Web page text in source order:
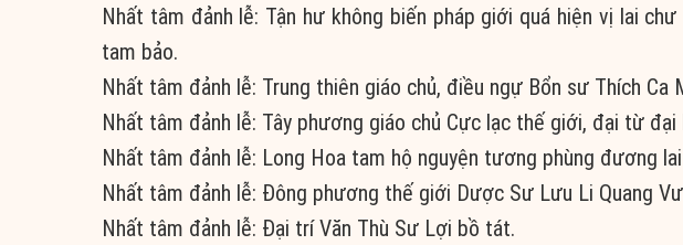
Nhất tâm đảnh lễ: Tận hư không biến pháp giới quá hiện vị lai
tam bảo.
Nhất tâm đảnh lễ: Trung thiên giáo chủ, điều ngự Bổn sư Thích Ca
Nhất tâm đảnh lễ: Tây phương giáo chủ Cực lạc thế giới, đại từ
Nhất tâm đảnh lễ: Long Hoa tam hộ nguyện tương phùng đương
Nhất tâm đảnh lễ: Đông phương thế giới Dược Sư Lưu Li Quang
Nhất tâm đảnh lễ: Đại trí Văn Thù Sư Lợi bồ tát.